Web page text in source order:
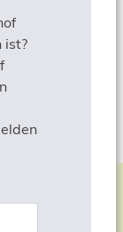
ist?